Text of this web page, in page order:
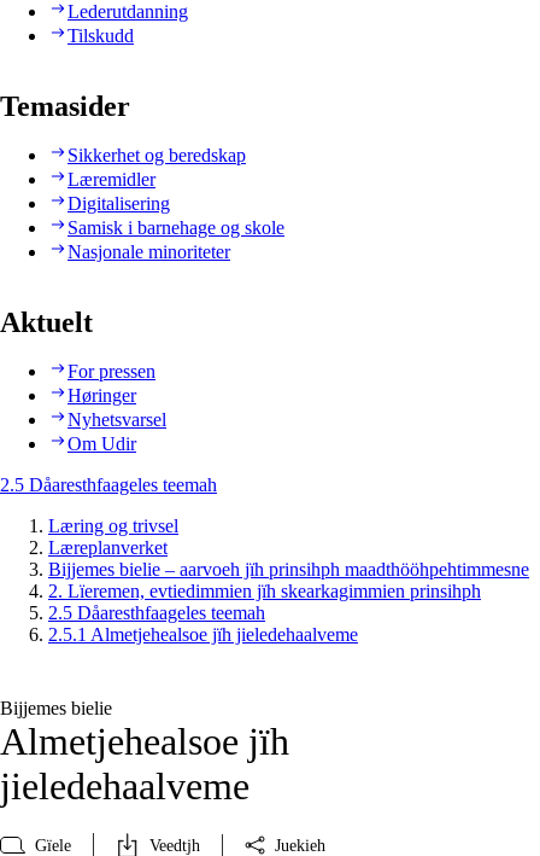
Lederutdanning
Tilskudd
Temasider
Sikkerhet og beredskap
Læremidler
Digitalisering
Samisk i barnehage og skole
Nasjonale minoriteter
Aktuelt
For pressen
Høringer
Nyhetsvarsel
Om Udir
2.5 Dåaresthfaageles teemah
Læring og trivsel
Læreplanverket
Bijjemes bielie – aarvoeh jïh prinsihph maadthööhpehtimmesne
2. Lïeremen, evtiedimmien jïh skearkagimmien prinsihph
2.5 Dåaresthfaageles teemah
2.5.1 Almetjehealsoe jïh jieledehaalveme
Bijjemes bielie
Almetjehealsoe jïh
jieledehaalveme
Gïele Veedtjh Juekieh